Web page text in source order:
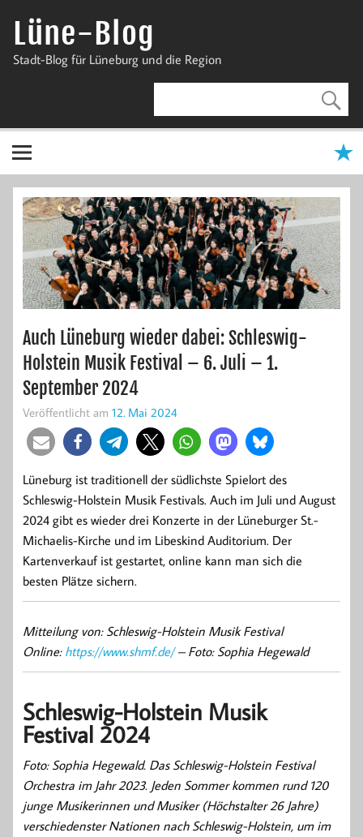
InhaltLüne-Blog
Stadt-Blog für Lüneburg und die Region
Auch Lüneburg wieder dabei: Schleswig-
Holstein Musik Festival – 6. Juli – 1.
September 2024
Veröffentlicht am 12. Mai 2024
Lüneburg ist traditionell der südlichste Spielort des
Schleswig-Holstein Musik Festivals. Auch im Juli und August
2024 gibt es wieder drei Konzerte in der Lüneburger St.-
Michaelis-Kirche und im Libeskind Auditorium. Der
Kartenverkauf ist gestartet, online kann man sich die
besten Plätze sichern.
Mitteilung von: Schleswig-Holstein Musik Festival
Online: https://www.shmf.de/– Foto: Sophia Hegewald
Schleswig-Holstein Musik
Festival 2024
Foto: Sophia Hegewald. Das Schleswig-Holstein Festival
Orchestra im Jahr 2023. Jeden Sommer kommen rund 120
junge Musikerinnen und Musiker (Höchstalter 26 Jahre)
verschiedenster Nationen nach Schleswig-Holstein, um im